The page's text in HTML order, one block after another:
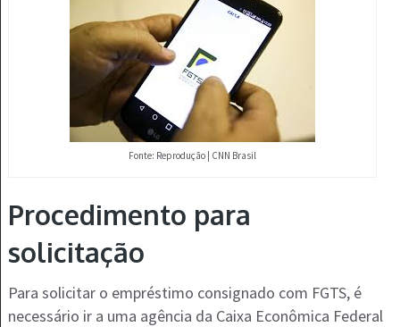
Fonte: Reprodução | CNN Brasil
Procedimento para
solicitação
Para solicitar o empréstimo consignado com FGTS, é
necessário ir a uma agência da Caixa Econômica Federal